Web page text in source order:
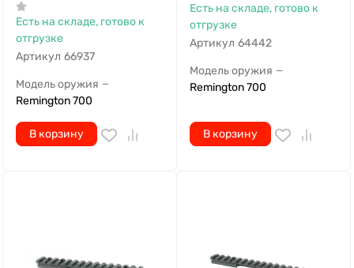
Есть на складе, готово к
отгрузке
Артикул 66937
Модель оружия —
Remington 700
В корзину
Есть на складе, готово к
отгрузке
Артикул 64442
Модель оружия —
Remington 700
В корзину